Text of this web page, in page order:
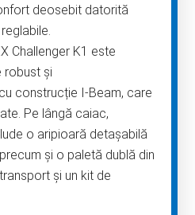
deosebit datorită
Challenger K1 este
robust și
construcție I-Beam, care
Pe lângă caiac,
o aripioară detașabilă
și o paletă dublă din
și un kit de